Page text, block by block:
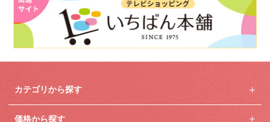
カテゴリから探す
価格から探す